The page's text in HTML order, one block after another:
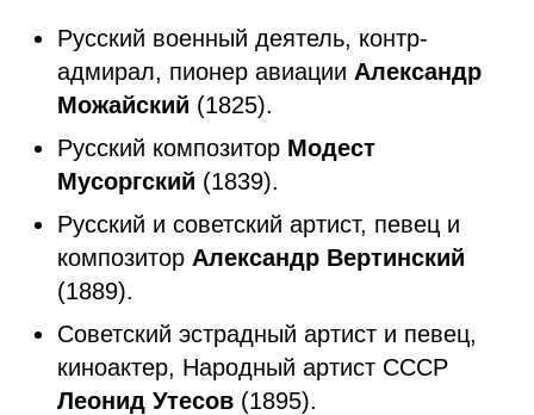
Русский военный деятель, контр-
адмирал, пионер авиации Александр
Можайский (1825).
Русский композитор Модест
Мусоргский (1839).
Русский и советский артист, певец и
композитор Александр Вертинский
(1889).
Советский эстрадный артист и певец,
киноактер, Народный артист СССР
Леонид Утесов (1895).